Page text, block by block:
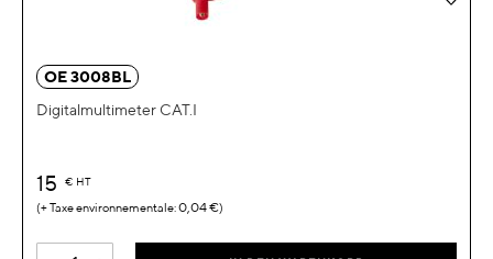
OE 3008BL
Digitalmultimeter CAT.I
15 € HT
0,04 €